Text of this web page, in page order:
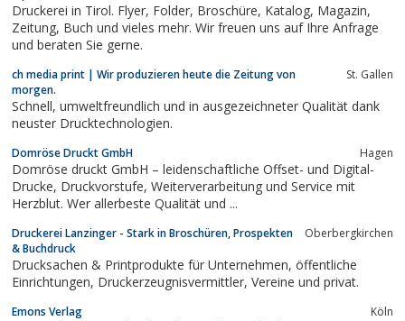
Druckerei in Tirol. Flyer, Folder, Broschüre, Katalog, Magazin,
Zeitung, Buch und vieles mehr. Wir freuen uns auf Ihre Anfrage
und beraten Sie gerne.
ch media print | Wir produzieren heute die Zeitung von
morgen.
St. Gallen
Schnell, umweltfreundlich und in ausgezeichneter Qualität dank
neuster Drucktechnologien.
Domröse Druckt GmbH Hagen
Domröse druckt GmbH – leidenschaftliche Offset- und Digital-
Drucke, Druckvorstufe, Weiterverarbeitung und Service mit
Herzblut. Wer allerbeste Qualität und ...
Druckerei Lanzinger - Stark in Broschüren, Prospekten
& Buchdruck
Oberbergkirchen
Drucksachen & Printprodukte für Unternehmen, öffentliche
Einrichtungen, Druckerzeugnisvermittler, Vereine und privat.
Emons Verlag Köln